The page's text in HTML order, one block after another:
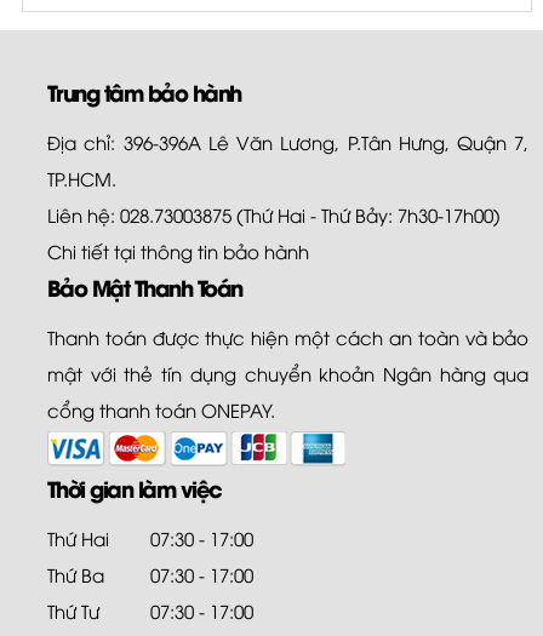
Trung tâm bảo hành
Địa chỉ: 396-396A Lê Văn Lương, P.Tân Hưng, Quận 7,
TP.HCM.
Liên hệ: 028.73003875 (Thứ Hai - Thứ Bảy: 7h30-17h00)
Chi tiết tại thông tin bảo hành
Bảo Mật Thanh Toán
Thanh toán được thực hiện một cách an toàn và bảo
mật với thẻ tín dụng chuyển khoản Ngân hàng qua
cổng thanh toán ONEPAY.
Thời gian làm việc
Thứ Hai
07:30 - 17:00
Thứ Ba
07:30 - 17:00
Thứ Tư
07:30 - 17:00